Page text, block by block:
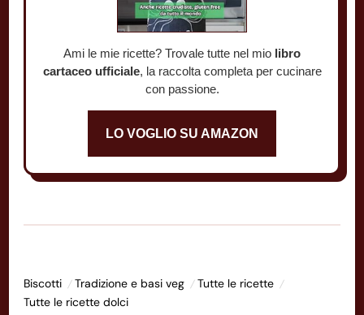
Ami le mie ricette? Trovale tutte nel mio libro
cartaceo ufficiale, la raccolta completa per cucinare
con passione.
LO VOGLIO SU AMAZON
Biscotti Tradizione e basi veg
Tutte le ricette
Tutte le ricette dolci